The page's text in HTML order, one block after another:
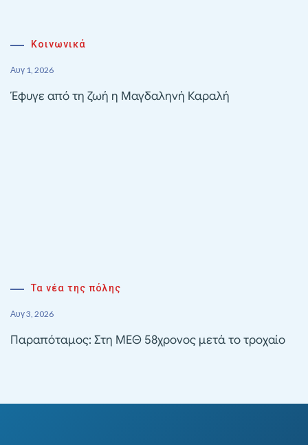
Κοινωνικά
Αυγ 1, 2026
Έφυγε από τη ζωή η Μαγδαληνή Καραλή
Τα νέα της πόλης
Αυγ 3, 2026
Παραπόταμος: Στη ΜΕΘ 58χρονος μετά το τροχαίο